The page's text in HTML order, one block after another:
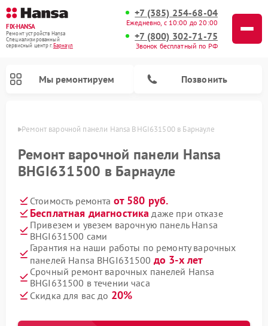
FIX-HANSA
Ремонт устройств Hansa
Специализированный
cервисный центр г.Барнаул
+7 (385) 254-68-04
Ежедневно, с 10:00 до 20:00
+7 (800) 302-71-75
Звонок бесплатный по РФ
Мы ремонтируем Позвонить
Ремонт варочной панели Hansa BHGI631500 в Барнауле
Ремонт варочной панели Hansa
BHGI631500 в Барнауле
Стоимость ремонта от 580 руб.
Бесплатная диагностика даже при отказе
Привезем и увезем варочную панель Hansa
BHGI631500 сами
Гарантия на наши работы по ремонту варочных
панелей Hansa BHGI631500 до 3-х лет
Срочный ремонт варочных панелей Hansa
BHGI631500 в течении часа
Скидка для вас до 20%